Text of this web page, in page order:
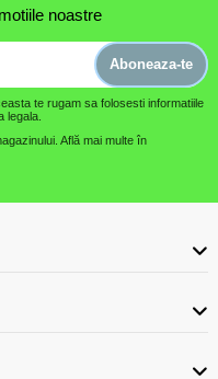
noastre
Aboneaza-te
te rugam sa folosesti informatiile
legala.
Află mai multe în